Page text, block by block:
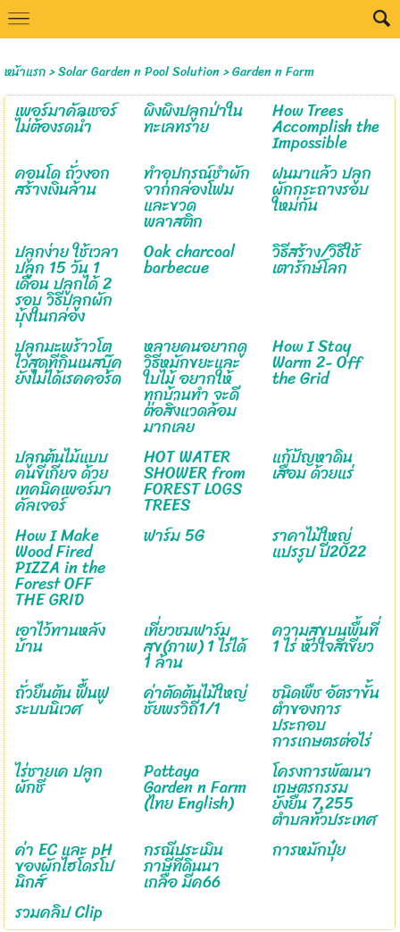
หน้าแรก>Solar Garden n Pool Solution>Garden n Farm
เพอร์มาคัลเชอร์
ไม่ต้องรดน้ำ
ผิงผิงปลูกป่าใน
ทะเลทราย
How Trees
Accomplish the
Impossible
คอนโด ถั่วงอก
สร้างเงินล้าน
ทำอุปกรณ์ชำผัก
จากกล่องโฟม
และขวด
พลาสติก
ฝนมาแล้ว ปลูก
ผักกระถางรอบ
ใหม่กัน
ปลูกง่าย ใช้เวลา
ปลูก 15 วัน 1
เดือน ปลูกได้ 2
รอบ วิธีปลูกผัก
บุ้งในกล่อง
Oak charcoal
barbecue
วิธีสร้าง/วิธีใช้
เตารักษ์โลก
ปลูกมะพร้าวโต
ไวสุดที่กินเนสบุ๊ค
ยังไม่ได้เรคคอร์ด
หลายคนอยากดู
วิธีหมักขยะและ
ใบไม้ อยากให้
ทุกบ้านทำ จะดี
ต่อสิ่งแวดล้อม
มากเลย
How I Stay
Warm 2- Off
the Grid
ปลูกต้นไม้แบบ
คนขี้เกียจ ด้วย
เทคนิคเพอร์มา
คัลเจอร์
HOT WATER
SHOWER from
FOREST LOGS
TREES
แก้ปัญหาดิน
เสื่อม ด้วยแร่
How I Make
Wood Fired
PIZZA in the
Forest OFF
THE GRID
ฟาร์ม 5G ราคาไม้ใหญ่
แปรรูป ปี2022
เอาไว้ทานหลัง
บ้าน
เที่ยวชมฟาร์ม
สุข(ภาพ) 1 ไร่ได้
1 ล้าน
ความสุขบนพื้นที่
1 ไร่ หัวใจสีเขียว
ถั่วยืนต้น ฟื้นฟู
ระบบนิเวศ
ค่าตัดต้นไม้ใหญ่
ชัยพรวิถี1/1
ชนิดพืช อัตราขั้น
ต่ำของการ
ประกอบ
การเกษตรต่อไร่
ไร่ชายเค ปลูก
ผักชี
Pattaya
Garden n Farm
(ไทย English)
โครงการพัฒนา
เกษตรกรรม
ยั่งยืน 7,255
ตำบลทั่วประเทศ
ค่า EC และ pH
ของผักไฮโดรโป
นิกส์
กรณีประเมิน
ภาษีที่ดินนา
เกลือ มีค66
การหมักปุ๋ย
รวมคลิป Clip